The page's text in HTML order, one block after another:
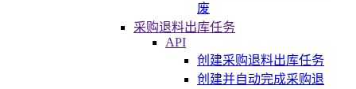
废
采购退料出库任务
API
创建采购退料出库任务
创建并自动完成采购退